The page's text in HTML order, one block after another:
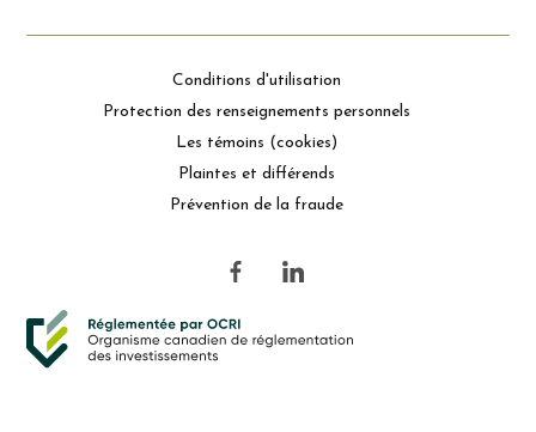
Conditions d'utilisation
Protection des renseignements personnels
Les témoins (cookies)
Plaintes et différends
Prévention de la fraude